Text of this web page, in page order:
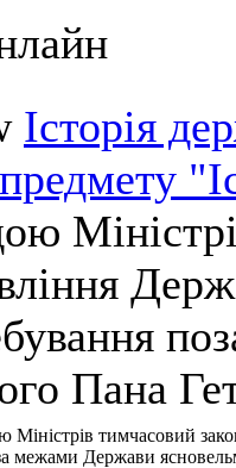
Історія
Пана
Міністрів тимчасовий
межами Держави